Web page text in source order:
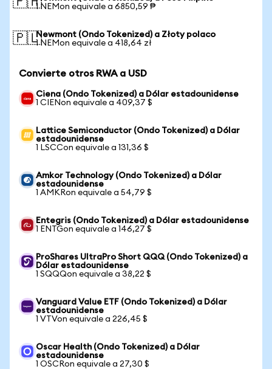
1 NEMon equivale a 6850,59 ₱
🇵🇱Newmont (Ondo Tokenized) a Złoty polaco
1 NEMon equivale a 418,64 zł
Convierte otros RWA a USD
Ciena (Ondo Tokenized) a Dólar estadounidense
1 CIENon equivale a 409,37 $
Lattice Semiconductor (Ondo Tokenized) a Dólar
estadounidense
1 LSCCon equivale a 131,36 $
Amkor Technology (Ondo Tokenized) a Dólar
estadounidense
1 AMKRon equivale a 54,79 $
Entegris (Ondo Tokenized) a Dólar estadounidense
1 ENTGon equivale a 146,27 $
ProShares UltraPro Short QQQ (Ondo Tokenized) a
Dólar estadounidense
1 SQQQon equivale a 38,22 $
Vanguard Value ETF (Ondo Tokenized) a Dólar
estadounidense
1 VTVon equivale a 226,45 $
Oscar Health (Ondo Tokenized) a Dólar
estadounidense
1 OSCRon equivale a 27,30 $